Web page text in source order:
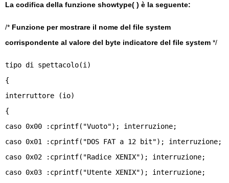
La codifica della funzione showtype( ) è la seguente:
/* Funzione per mostrare il nome del file system
corrispondente al valore del byte indicatore del file system */
tipo di spettacolo(i)
{
interruttore (io)
{
caso 0x00 :cprintf("Vuoto"); interruzione;
caso 0x01 :cprintf("DOS FAT a 12 bit"); interruzione;
caso 0x02 :cprintf("Radice XENIX"); interruzione;
caso 0x03 :cprintf("Utente XENIX"); interruzione;